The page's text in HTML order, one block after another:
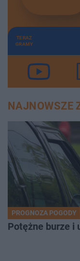
TERAZ
GRAMY
NAJNOWSZE
PROGNOZA POGODY
Potężne burze i